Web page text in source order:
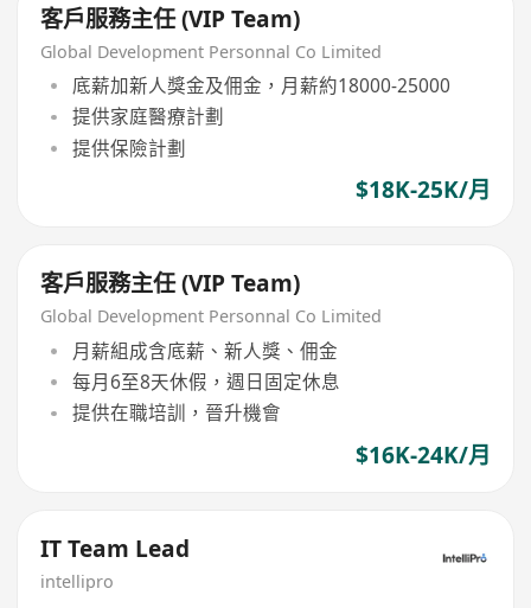
客戶服務主任 (VIP Team)
Global Development Personnal Co Limited
底薪加新人獎金及佣金，月薪約18000-25000
提供家庭醫療計劃
提供保險計劃
$18K-25K/月
客戶服務主任 (VIP Team)
Global Development Personnal Co Limited
月薪組成含底薪、新人獎、佣金
每月6至8天休假，週日固定休息
提供在職培訓，晉升機會
$16K-24K/月
IT Team Lead
intellipro